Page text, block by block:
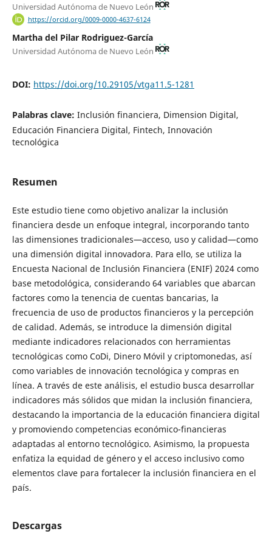
Universidad Autónoma de Nuevo León
https://orcid.org/0009-0000-4637-6124
Martha del Pilar Rodriguez-García
Universidad Autónoma de Nuevo León
DOI: https://doi.org/10.29105/vtga11.5-1281
Palabras clave: Inclusión financiera, Dimension Digital,
Educación Financiera Digital, Fintech, Innovación
tecnológica
Resumen
Este estudio tiene como objetivo analizar la inclusión
financiera desde un enfoque integral, incorporando tanto
las dimensiones tradicionales—acceso, uso y calidad—como
una dimensión digital innovadora. Para ello, se utiliza la
Encuesta Nacional de Inclusión Financiera (ENIF) 2024 como
base metodológica, considerando 64 variables que abarcan
factores como la tenencia de cuentas bancarias, la
frecuencia de uso de productos financieros y la percepción
de calidad. Además, se introduce la dimensión digital
mediante indicadores relacionados con herramientas
tecnológicas como CoDi, Dinero Móvil y criptomonedas, así
como variables de innovación tecnológica y compras en
línea. A través de este análisis, el estudio busca desarrollar
indicadores más sólidos que midan la inclusión financiera,
destacando la importancia de la educación financiera digital
y promoviendo competencias económico-financieras
adaptadas al entorno tecnológico. Asimismo, la propuesta
enfatiza la equidad de género y el acceso inclusivo como
elementos clave para fortalecer la inclusión financiera en el
país.
Descargas